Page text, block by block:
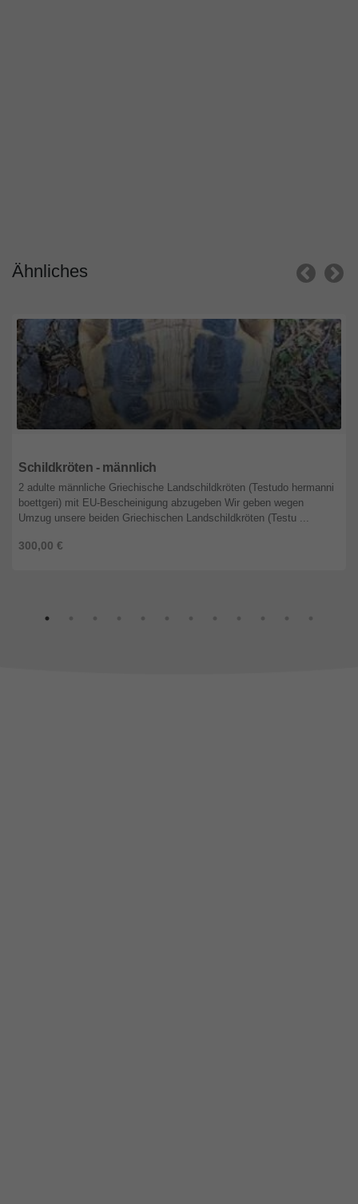
Ähnliches
Schildkröten - männlich
300,00 €
2 adulte männliche Griechische Landschildkröten (Testudo hermanni
boettgeri) mit EU-Bescheinigung abzugeben Wir geben wegen
Umzug unsere beiden Griechischen Landschildkröten (Testu ...